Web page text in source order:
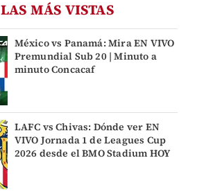
LAS MÁS VISTAS
México vs Panamá: Mira EN VIVO
Premundial Sub 20 | Minuto a
minuto Concacaf
LAFC vs Chivas: Dónde ver EN
VIVO Jornada 1 de Leagues Cup
2026 desde el BMO Stadium HOY